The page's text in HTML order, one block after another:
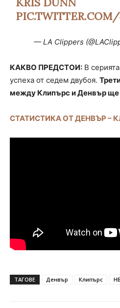
— LA Clippers
КАКВО ПРЕДСТОИ: В
успеха от седем двубоя.
между Клипърс и Денвър ще
СТАТИСТИКА ОТ ДЕНВЪР –
ТАГОВЕ Денвър Клипърс